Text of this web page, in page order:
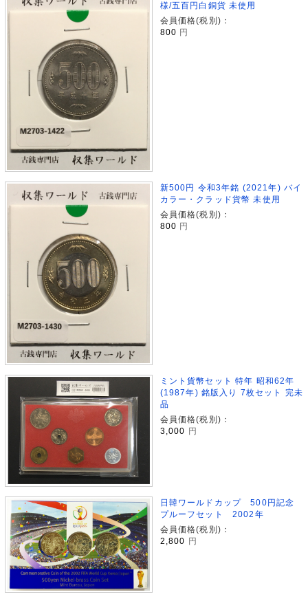
様/五百円白銅貨 未使用
会員価格(税別)：
800 円
新500円 令和3年銘 (2021年) バイ
カラー・クラッド貨幣 未使用
会員価格(税別)：
800 円
ミント貨幣セット 特年 昭和62年
(1987年) 銘版入り 7枚セット 完未
品
会員価格(税別)：
3,000 円
日韓ワールドカップ 500円記念
プルーフセット 2002年
会員価格(税別)：
2,800 円